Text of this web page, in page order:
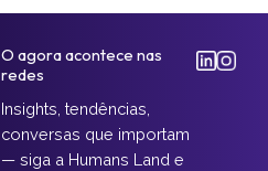
O agora acontece nas
redes
Insights, tendências,
conversas que importam
— siga a Humans Land e